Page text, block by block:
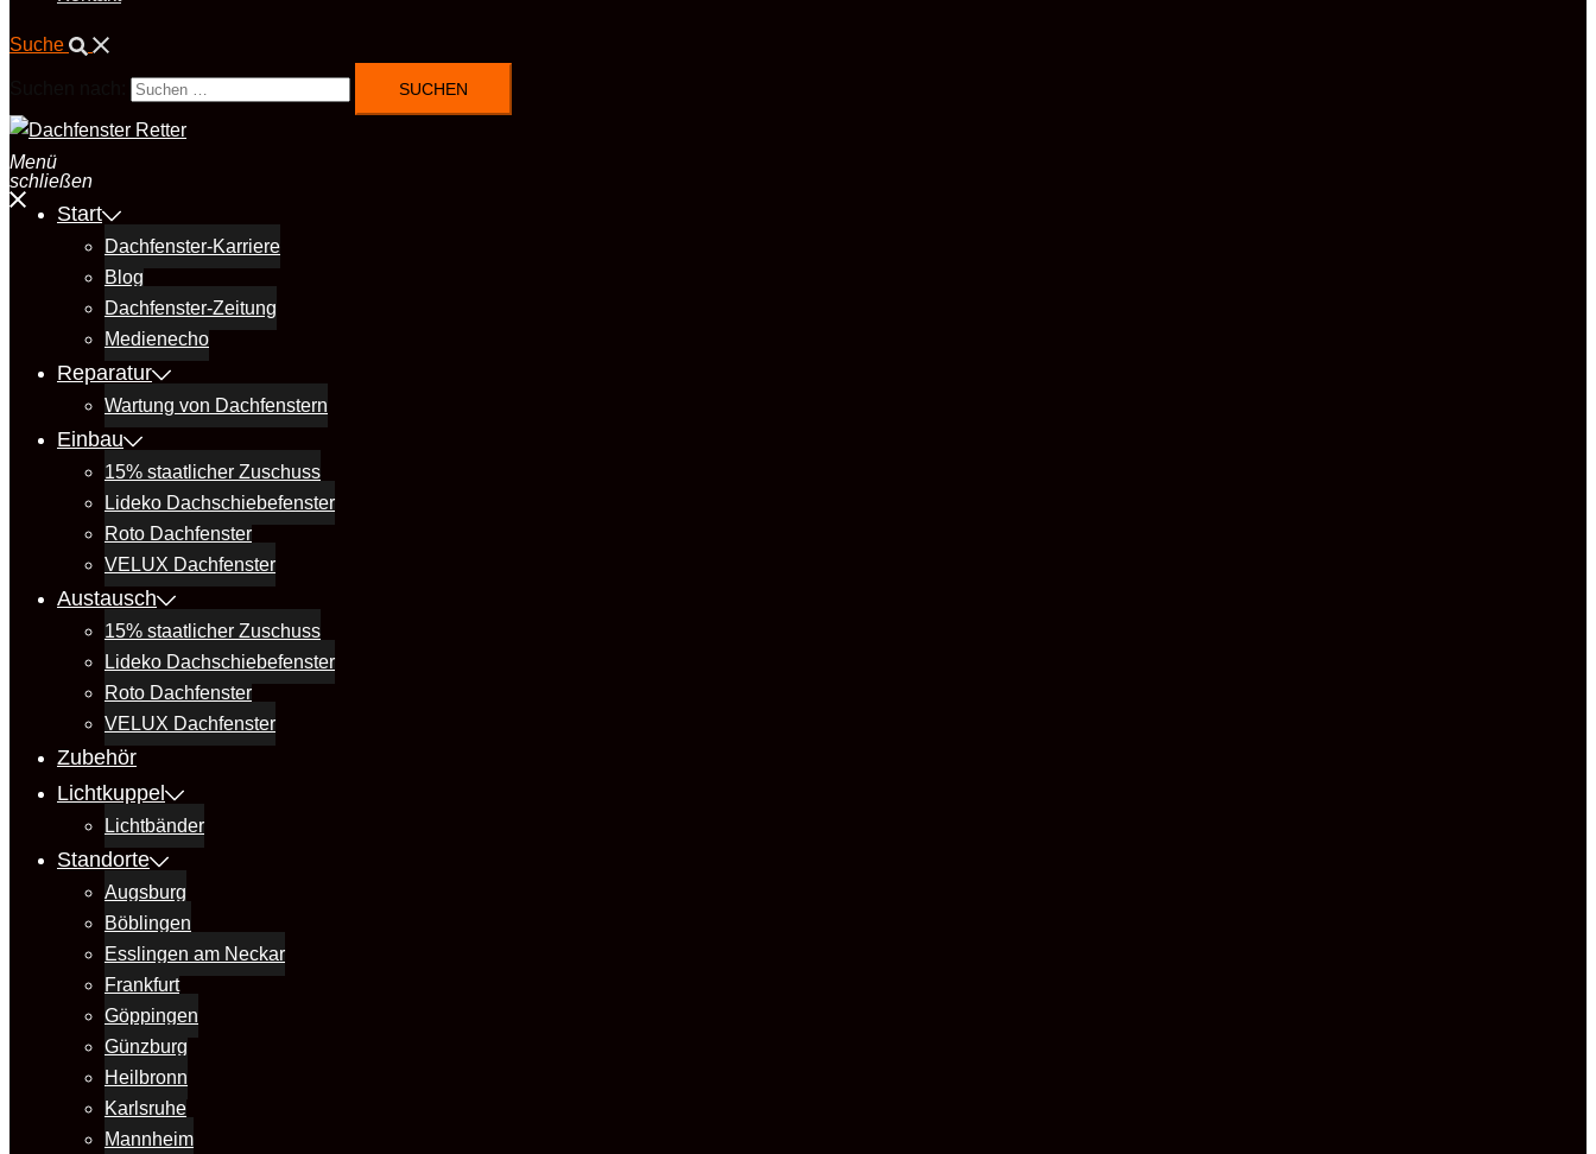
Suche
Menü
schließen
Start
Dachfenster-Karriere
Blog
Dachfenster-Zeitung
Medienecho
Reparatur
Wartung von Dachfenstern
Einbau
15% staatlicher Zuschuss
Lideko Dachschiebefenster
Roto Dachfenster
VELUX Dachfenster
Austausch
15% staatlicher Zuschuss
Lideko Dachschiebefenster
Roto Dachfenster
VELUX Dachfenster
Zubehör
Lichtkuppel
Lichtbänder
Standorte
Augsburg
Böblingen
Esslingen am Neckar
Frankfurt
Göppingen
Günzburg
Heilbronn
Karlsruhe
Mannheim